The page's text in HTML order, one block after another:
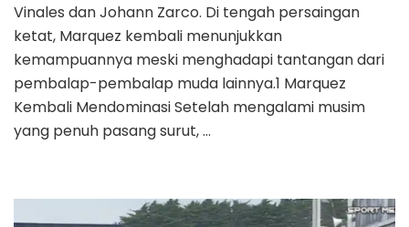
Vinales dan Johann Zarco. Di tengah persaingan
ketat, Marquez kembali menunjukkan
kemampuannya meski menghadapi tantangan dari
pembalap-pembalap muda lainnya.1 Marquez
Kembali Mendominasi Setelah mengalami musim
yang penuh pasang surut, …